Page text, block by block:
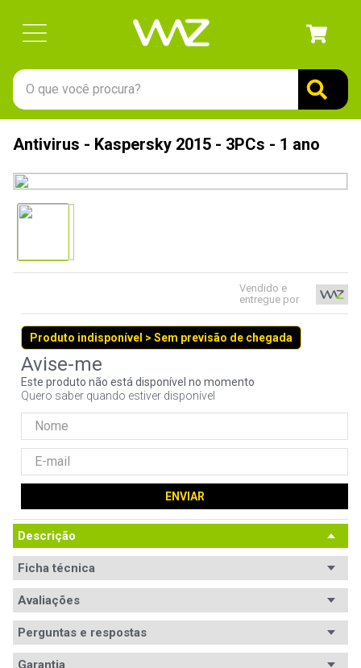
O que você procura?
Antivirus - Kaspersky 2015 - 3PCs - 1 ano
Vendido e
entregue por
Produto indisponível > Sem previsão de chegada
Este produto não está disponível no momento
Quero saber quando estiver disponível
ENVIAR
Descrição
Ficha técnica
Avaliações
Avaliações
Perguntas e respostas
Garantia
1º
gabinete
7º
jonsbo
8º
controle
9º
noctua
fractal